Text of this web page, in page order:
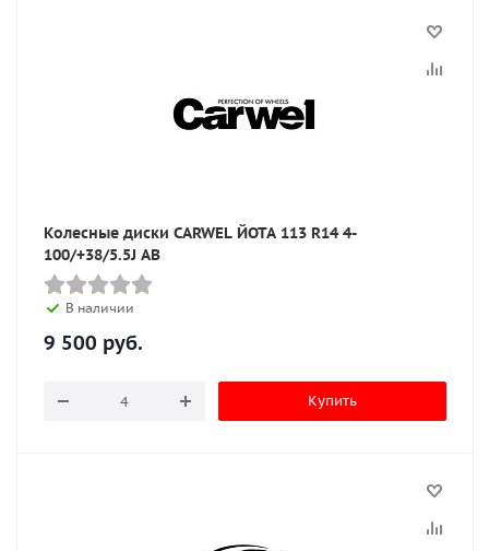
Колесные диски CARWEL ЙОТА 113 R14 4-
100/+38/5.5J AB
В наличии
9 500 руб.
Купить